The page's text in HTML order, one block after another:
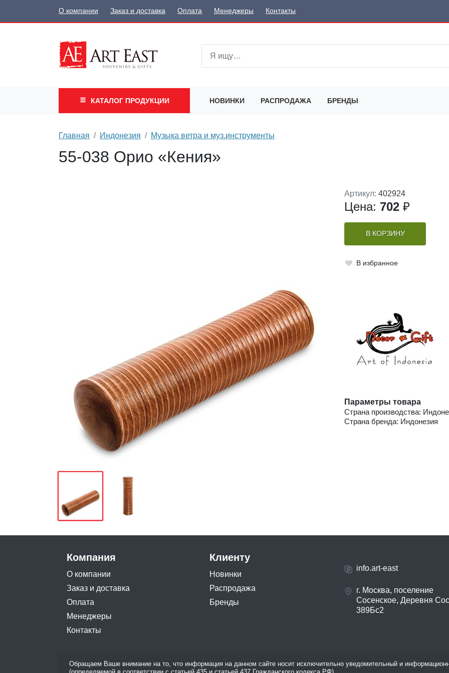
О компании Заказ и доставка Оплата Менеджеры Контакты
КАТАЛОГ ПРОДУКЦИИ НОВИНКИ РАСПРОДАЖА БРЕНДЫ
Главная Индонезия Музыка ветра и муз.инструменты
55-038 Орио «Кения»
Артикул: 402924
Цена: 702 ₽
В КОРЗИНУ
В избранное
Параметры товара
Страна производства:
Страна бренда: Индонезия
Компания
О компании
Заказ и доставка
Оплата
Менеджеры
Контакты
Клиенту
Новинки
Распродажа
Бренды
info.art-east
г. Москва, поселение
Сосенское, Деревня
389Бс2
Обращаем Ваше внимание на то, что информация на данном сайте носит исключительно уведомительный и